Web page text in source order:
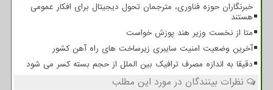
خبرنگاران حوزه فناوری، مترجمان تحول دیجیتال برای افکار عمومی
هستند
متا از نخست وزیر هند پوزش خواست
آخرین وضعیت امنیت سایبری زیرساخت های راه آهن کشور
دقیقا به اندازه مصرف ترافیک بین الملل از حجم بسته کسر می شود
نظرات بینندگان در مورد این مطلب